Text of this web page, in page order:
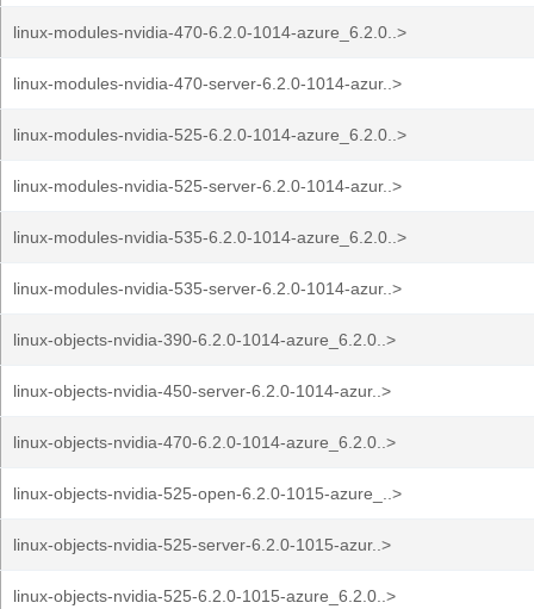
linux-modules-nvidia-470-6.2.0-1014-azure_6.2.0..>
linux-modules-nvidia-470-server-6.2.0-1014-azur..>
linux-modules-nvidia-525-6.2.0-1014-azure_6.2.0..>
linux-modules-nvidia-525-server-6.2.0-1014-azur..>
linux-modules-nvidia-535-6.2.0-1014-azure_6.2.0..>
linux-modules-nvidia-535-server-6.2.0-1014-azur..>
linux-objects-nvidia-390-6.2.0-1014-azure_6.2.0..>
linux-objects-nvidia-450-server-6.2.0-1014-azur..>
linux-objects-nvidia-470-6.2.0-1014-azure_6.2.0..>
linux-objects-nvidia-525-open-6.2.0-1015-azure_..>
linux-objects-nvidia-525-server-6.2.0-1015-azur..>
linux-objects-nvidia-525-6.2.0-1015-azure_6.2.0..>